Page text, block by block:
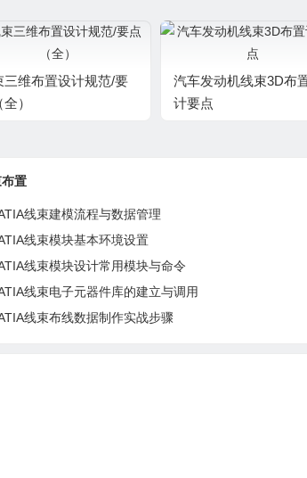
三维布置设计规范/要
）
汽车发动机线束3D布
计要点
置
线束建模流程与数据管理
线束模块基本环境设置
线束模块设计常用模块与命令
线束电子元器件库的建立与调用
线束布线数据制作实战步骤